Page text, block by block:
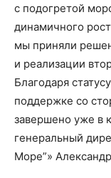
с подогретой
динамичного
мы приняли
и реализации
Благодаря
поддержке со
завершено уже в
генеральный
Море”»